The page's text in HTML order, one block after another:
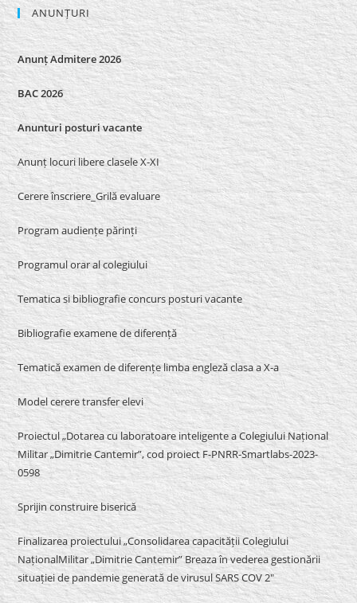
ANUNȚURI
Anunț Admitere 2026
BAC 2026
Anunturi posturi vacante
Anunț locuri libere clasele X-XI
Cerere înscriere_Grilă evaluare
Program audiențe părinți
Programul orar al colegiului
Tematica si bibliografie concurs posturi vacante
Bibliografie examene de diferență
Tematică examen de diferențe limba engleză clasa a X-a
Model cerere transfer elevi
Proiectul „Dotarea cu laboratoare inteligente a Colegiului Național
Militar „Dimitrie Cantemir”, cod proiect F-PNRR-Smartlabs-2023-
0598
Sprijin construire biserică
Finalizarea proiectului „Consolidarea capacității Colegiului
NaționalMilitar „Dimitrie Cantemir” Breaza în vederea gestionării
situației de pandemie generată de virusul SARS COV 2″